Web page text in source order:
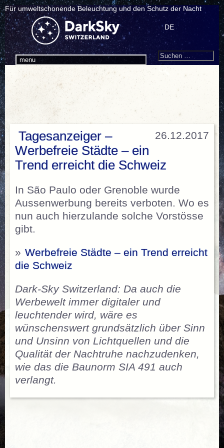
Für umweltschonende Beleuchtung und den Schutz der Nacht
menu
DE
Search
Suchen
26.12.2017
Tagesanzeiger –
Werbefreie Städte – ein
Trend erreicht die Schweiz
In São Paulo oder Grenoble wurde
Aussenwerbung bereits verboten. Wo es
nun auch hierzulande solche Vorstösse
gibt.
» Werbefreie Städte – ein Trend erreicht
die Schweiz
Dark-Sky Switzerland: Da auch die
Werbewelt immer digitaler und
leuchtender wird, wäre es
wünschenswert grundsätzlich über Sinn
und Unsinn von Lichtquellen und die
Qualität der Nachtruhe nachzudenken,
wie das die Baunorm SIA 491 auch
verlangt.